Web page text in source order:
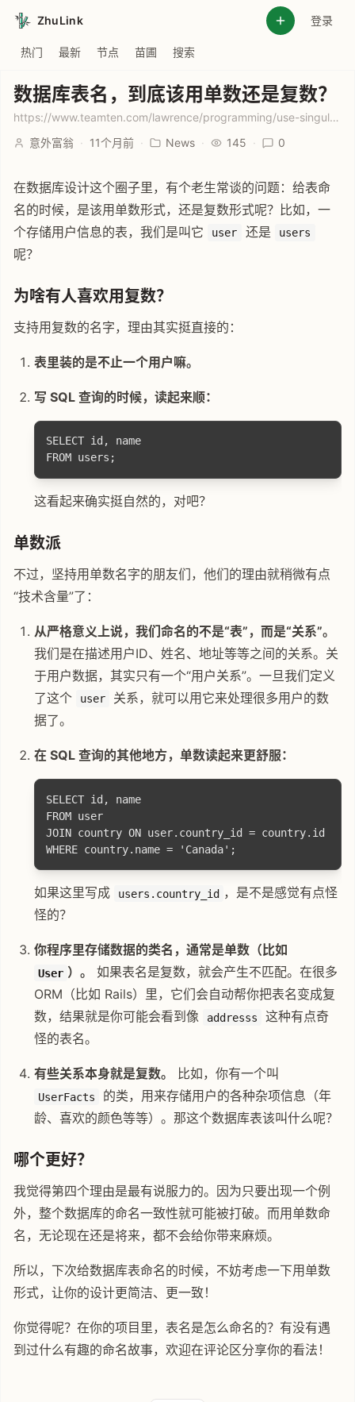
ZhuLink 登录
热门 最新 节点 苗圃 搜索
数据库表名，到底该用单数还是复数？
https://www.teamten.com/lawrence/programming/use-singular-nouns-for-database-table-names.html
意外富翁 · 11个月前 · News · 145 · 0
在数据库设计这个圈子里，有个老生常谈的问题：给表命
名的时候，是该用单数形式，还是复数形式呢？比如，一
个存储用户信息的表，我们是叫它
user 还是 users
呢？
为啥有人喜欢用复数？
支持用复数的名字，理由其实挺直接的：
表里装的是不止一个用户嘛。
写 SQL 查询的时候，读起来顺：
SELECT id, name
这看起来确实挺自然的，对吧？
单数派
不过，坚持用单数名字的朋友们，他们的理由就稍微有点
“技术含量”了：
从严格意义上说，我们命名的不是“表”，而是“关系”。
我们是在描述用户ID、姓名、地址等等之间的关系。关
于用户数据，其实只有一个“用户关系”。一旦我们定义
了这个
user
关系，就可以用它来处理很多用户的数
据了。
在 SQL 查询的其他地方，单数读起来更舒服：
SELECT id, name
FROM user
JOIN country ON user.country_id = country.id
如果这里写成 users.country_id ，是不是感觉有点怪
怪的？
你程序里存储数据的类名，通常是单数（比如
User ）。
如果表名是复数，就会产生不匹配。在很多
ORM（比如 Rails）里，它们会自动帮你把表名变成复
数，结果就是你可能会看到像
addresss
这种有点奇
怪的表名。
有些关系本身就是复数。 比如，你有一个叫
UserFacts
的类，用来存储用户的各种杂项信息（年
龄、喜欢的颜色等等）。那这个数据库表该叫什么呢？
哪个更好？
我觉得第四个理由是最有说服力的。因为只要出现一个例
外，整个数据库的命名一致性就可能被打破。而用单数命
名，无论现在还是将来，都不会给你带来麻烦。
所以，下次给数据库表命名的时候，不妨考虑一下用单数
形式，让你的设计更简洁、更一致！
你觉得呢？在你的项目里，表名是怎么命名的？有没有遇
到过什么有趣的命名故事，欢迎在评论区分享你的看法！